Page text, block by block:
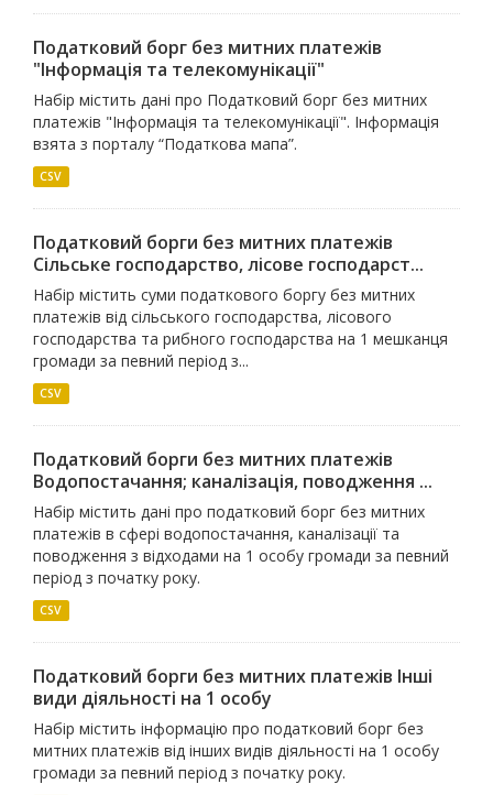
Податковий борг без митних платежів
"Iнформацiя та телекомунiкацiї"
Набір містить дані про Податковий борг без митних
платежів "Iнформацiя та телекомунiкацiї". Інформація
взята з порталу “Податкова мапа”.
CSV
Податковий борги без митних платежів
Сiльське господарство, лiсове господарст...
Набір містить суми податкового боргу без митних
платежів від сільського господарства, лісового
господарства та рибного господарства на 1 мешканця
громади за певний період з...
CSV
Податковий борги без митних платежів
Водопостачання; каналiзацiя, поводження ...
Набір містить дані про податковий борг без митних
платежів в сфері водопостачання, каналізації та
поводження з відходами на 1 особу громади за певний
період з початку року.
CSV
Податковий борги без митних платежів Iншi
види дiяльностi на 1 особу
Набір містить інформацію про податковий борг без
митних платежів від інших видів діяльності на 1 особу
громади за певний період з початку року.